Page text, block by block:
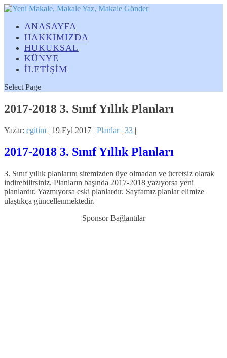
ANASAYFA
HAKKIMIZDA
HUKUKSAL
KÜNYE
İLETİŞİM
Select Page
2017-2018 3. Sınıf Yıllık Planları
Yazar: egitim | 19 Eyl 2017 | Planlar| 33 |
2017-2018 3. Sınıf Yıllık Planları
3. Sınıf yıllık planlarını sitemizden üye olmadan ve ücretsiz olarak
indirebilirsiniz. Planların başında 2017-2018 yazıyorsa yeni
planlardır. Yazmıyorsa eski planlardır. Sayfamız planlar elimize
ulaştıkça güncellenmektedir.
Sponsor Bağlantılar